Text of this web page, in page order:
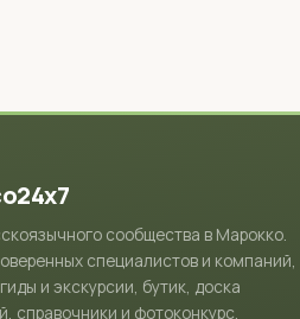
сообщества в Марокко.
специалистов и компаний,
и экскурсии, бутик, доска
справочники и фотоконкурс.